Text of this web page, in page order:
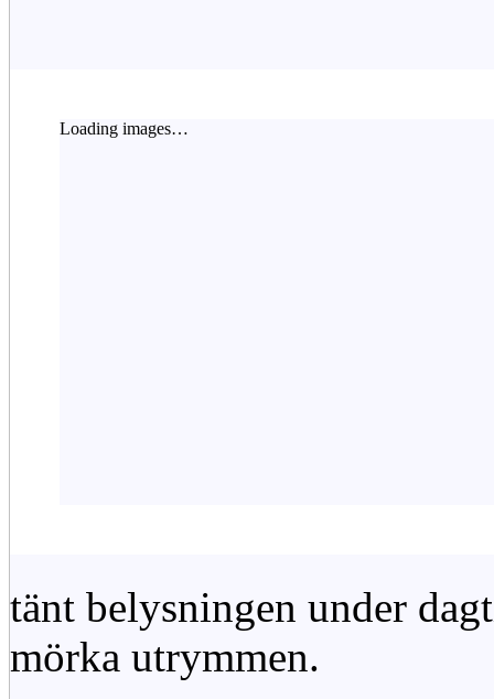
Loading images…
tänt belysningen under
mörka utrymmen.